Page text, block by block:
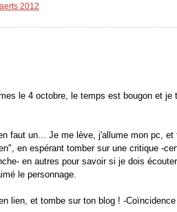
2012
le 4 octobre, le temps est bougon et je
faut un... Je me lève, j'allume mon pc,
en espérant tomber sur une critique -
en autres pour savoir si je dois
le personnage.
lien, et tombe sur ton blog ! -